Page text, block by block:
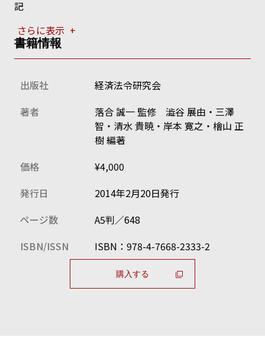
記
●実務に精通した企業内弁護士を中心に執筆
本書では、38業界から68の裁判例を取り上げていま
（業務提携先の新株引受価額の算定）／日本精密事件
の虚偽記載）／雪印食品事件（牛肉偽装）／間組事件
得）／長銀初島事件（追加融資）／四国銀行事件（県の
（回収見込みのない融資）／野村證券事件（損失補填）
／日本経済新聞社事件（従業員のインサイダー取引）／
新潮社事件（名誉棄損の記事の掲載）／大原町農協事件
（監事の理事に対する監督責任）
さらに表示 +
書籍情報
出版社
経済法令研究会
著者
落合 誠一 監修 澁谷 展由・三澤
智・清水 貴暁・岸本 寛之・檜山 正
樹 編著
価格
¥4,000
発行日
2014年2月20日発行
ページ数
A5判／648
ISBN/ISSN
ISBN：978-4-7668-2333-2
購入する